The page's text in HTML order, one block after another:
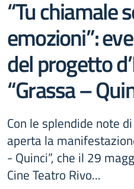
“Tu chiamale
emozioni”:
del progetto
“Grassa –
Con le splendide note
aperta la
- Quinci”, che il 29
Cine Teatro Rivo...